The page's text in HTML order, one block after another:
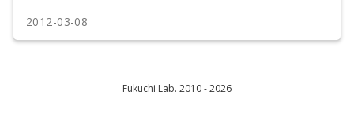
2012-03-08
Fukuchi Lab. 2010 - 2026